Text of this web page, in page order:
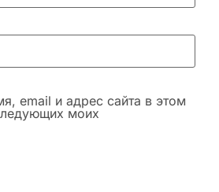
email и адрес сайта в этом
моих